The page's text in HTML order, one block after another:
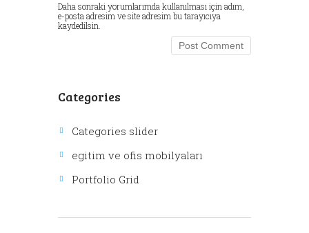
Daha sonraki yorumlarımda kullanılması için adım,
e-posta adresim ve site adresim bu tarayıcıya
kaydedilsin.
Categories
Categories slider
egitim ve ofis mobilyaları
Portfolio Grid